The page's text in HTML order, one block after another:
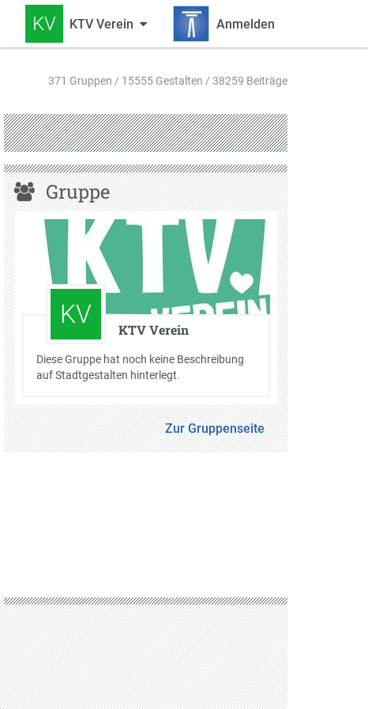
KV KTV Verein Anmelden
371 Gruppen / 15555 Gestalten / 38259 Beiträge
Gruppe
KV
KTV Verein
Diese Gruppe hat noch keine Beschreibung
auf Stadtgestalten hinterlegt.
Zur Gruppenseite